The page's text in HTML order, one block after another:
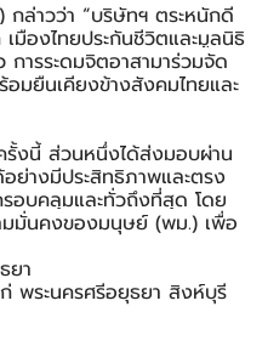
กล่าวว่า “บริษัทฯ ตระหนักดี
มืองไทยประกันชีวิตและมูลนิธิ
การระดมจิตอาสามาร่วมจัด
มยืนเคียงข้างสังคมไทยและ
รั้งนี้ ส่วนหนึ่งได้ส่งมอบผ่าน
อย่างมีประสิทธิภาพและตรง
อบคลุมและทั่วถึงที่สุด โดย
มมั่นคงของมนุษย์ (พม.) เพื่อ
ยา
พระนครศรีอยุธยา สิงห์บุรี